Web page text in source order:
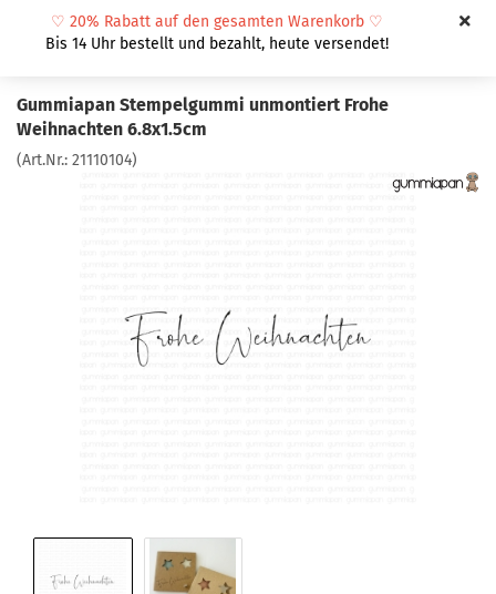
♡ 20% Rabatt auf den gesamten Warenkorb ♡
Bis 14 Uhr bestellt und bezahlt, heute versendet!
Gummiapan Stempelgummi unmontiert Frohe
Weihnachten 6.8x1.5cm
(Art.Nr.: 21110104)